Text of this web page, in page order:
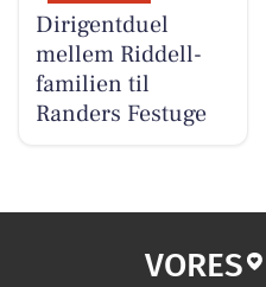
Dirigentduel
mellem Riddell-
familien til
Randers Festuge
VORES